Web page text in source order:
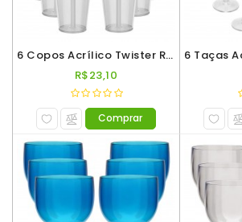
Taças
Taças
Espumante
Taças
De
Gin
Taças
De
6 Copos Acrílico Twister Roder 500ml Incolor
R$23,10
Comprar